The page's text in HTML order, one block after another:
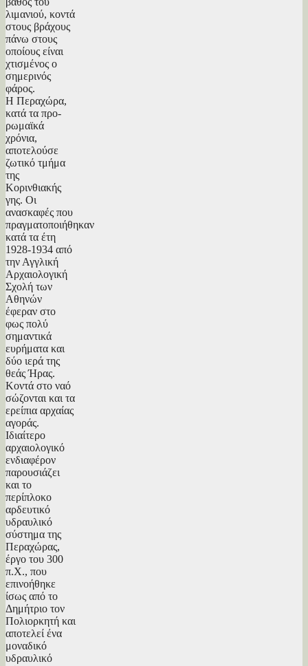
λιμανιού, κοντά
στους βράχους
πάνω στους
οποίους είναι
χτισμένος ο
σημερινός
φάρος.
Η Περαχώρα,
κατά τα προ-
ρωμαϊκά
χρόνια,
αποτελούσε
ζωτικό τμήμα
της
Κορινθιακής
γης. Οι
ανασκαφές που
πραγματοποιήθηκαν
κατά τα έτη
1928-1934 από
την Αγγλική
Αρχαιολογική
Σχολή των
Αθηνών
έφεραν στο
φως πολύ
σημαντικά
ευρήματα και
δύο ιερά της
θεάς Ήρας.
Κοντά στο ναό
σώζονται και τα
ερείπια αρχαίας
αγοράς.
Ιδιαίτερο
αρχαιολογικό
ενδιαφέρον
παρουσιάζει
και το
περίπλοκο
αρδευτικό
υδραυλικό
σύστημα της
Περαχώρας,
έργο του 300
π.Χ., που
επινοήθηκε
ίσως από το
Δημήτριο τον
Πολιορκητή και
αποτελεί ένα
μοναδικό
υδραυλικό